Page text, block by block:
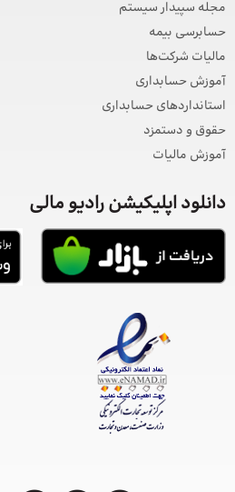
مجله سپیدار سیستم
حسابرسی بیمه
مالیات شرکت‌ها
آموزش حسابداری
استانداردهای حسابداری
حقوق و دستمزد
آموزش مالیات
دانلود اپلیکیشن رادیو مالی